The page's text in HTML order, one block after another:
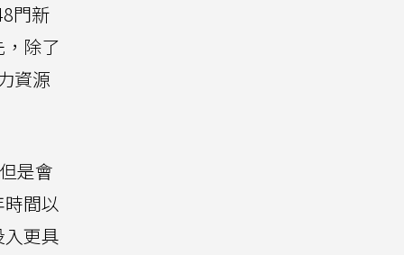
門新
除了
資源
是會
間以
更具